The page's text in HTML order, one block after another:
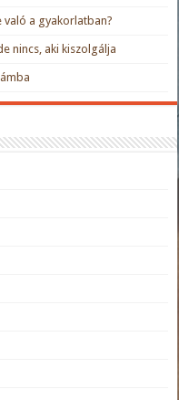
a gyakorlatban?
nincs, aki kiszolgálja